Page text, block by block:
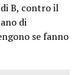
B, contro il
di
se fanno